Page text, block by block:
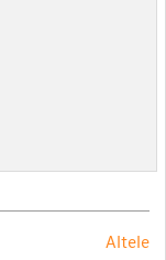
Altele